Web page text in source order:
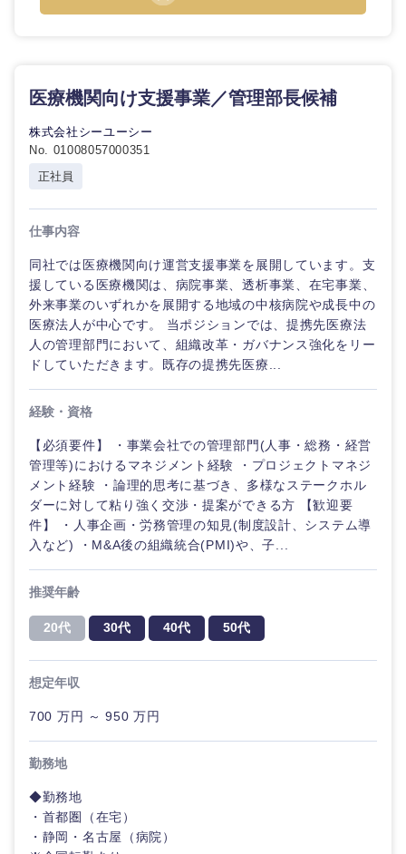
福岡県 佐賀県
長崎県 熊本県
大分県 宮崎県
鹿児島県
医療機関向け支援事業／管理部長候補
株式会社シーユーシー
No. 01008057000351
正社員
仕事内容
同社では医療機関向け運営支援事業を展開しています。支
援している医療機関は、病院事業、透析事業、在宅事業、
外来事業のいずれかを展開する地域の中核病院や成長中の
医療法人が中心です。 当ポジションでは、提携先医療法
人の管理部門において、組織改革・ガバナンス強化をリー
ドしていただきます。既存の提携先医療...
経験・資格
【必須要件】 ・事業会社での管理部門(人事・総務・経営
管理等)におけるマネジメント経験 ・プロジェクトマネジ
メント経験 ・論理的思考に基づき、多様なステークホル
ダーに対して粘り強く交渉・提案ができる方 【歓迎要
件】 ・人事企画・労務管理の知見(制度設計、システム導
入など) ・M&A後の組織統合(PMI)や、子...
推奨年齢
20代 30代 40代 50代
想定年収
700 万円 ～ 950 万円
勤務地
◆勤務地
・首都圏（在宅）
・静岡・名古屋（病院）